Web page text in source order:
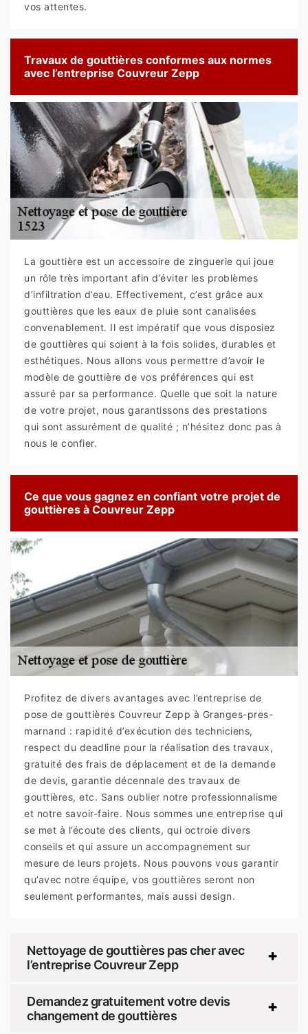
vos attentes.
Travaux de gouttières conformes aux normes
avec l’entreprise Couvreur Zepp
La gouttière est un accessoire de zinguerie qui joue
un rôle très important afin d’éviter les problèmes
d’infiltration d’eau. Effectivement, c’est grâce aux
gouttières que les eaux de pluie sont canalisées
convenablement. Il est impératif que vous disposiez
de gouttières qui soient à la fois solides, durables et
esthétiques. Nous allons vous permettre d’avoir le
modèle de gouttière de vos préférences qui est
assuré par sa performance. Quelle que soit la nature
de votre projet, nous garantissons des prestations
qui sont assurément de qualité ; n’hésitez donc pas à
nous le confier.
Ce que vous gagnez en confiant votre projet de
gouttières à Couvreur Zepp
Profitez de divers avantages avec l’entreprise de
pose de gouttières Couvreur Zepp à Granges-pres-
marnand : rapidité d’exécution des techniciens,
respect du deadline pour la réalisation des travaux,
gratuité des frais de déplacement et de la demande
de devis, garantie décennale des travaux de
gouttières, etc. Sans oublier notre professionnalisme
et notre savoir-faire. Nous sommes une entreprise qui
se met à l’écoute des clients, qui octroie divers
conseils et qui assure un accompagnement sur
mesure de leurs projets. Nous pouvons vous garantir
qu’avec notre équipe, vos gouttières seront non
seulement performantes, mais aussi design.
Nettoyage de gouttières pas cher avec
l’entreprise Couvreur Zepp
Demandez gratuitement votre devis
changement de gouttières